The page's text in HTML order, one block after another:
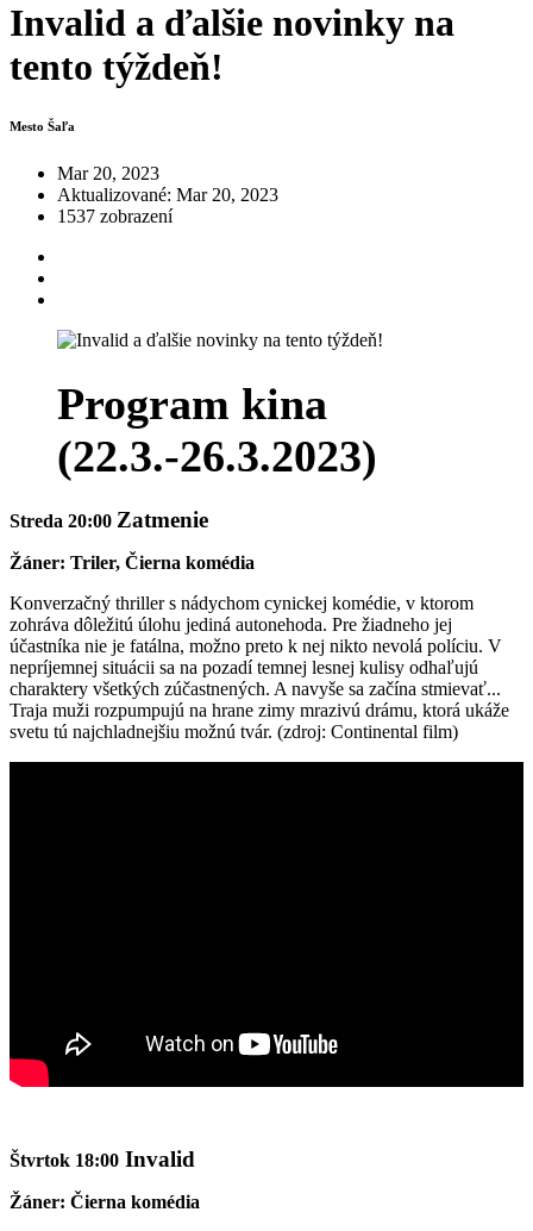
Invalid a ďalšie novinky na
tento týždeň!
Mesto Šaľa
Mar 20, 2023
Aktualizované: Mar 20, 2023
1537 zobrazení
Program kina
(22.3.-26.3.2023)
Streda 20:00 Zatmenie
Žáner: Triler, Čierna komédia
Konverzačný thriller s nádychom cynickej komédie, v ktorom
zohráva dôležitú úlohu jediná autonehoda. Pre žiadneho jej
účastníka nie je fatálna, možno preto k nej nikto nevolá políciu. V
nepríjemnej situácii sa na pozadí temnej lesnej kulisy odhaľujú
charaktery všetkých zúčastnených. A navyše sa začína stmievať...
Traja muži rozpumpujú na hrane zimy mrazivú drámu, ktorá ukáže
svetu tú najchladnejšiu možnú tvár. (zdroj: Continental film)
Štvrtok 18:00 Invalid
Žáner: Čierna komédia